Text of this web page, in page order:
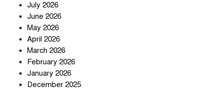
July 2026
June 2026
May 2026
April 2026
March 2026
February 2026
January 2026
December 2025